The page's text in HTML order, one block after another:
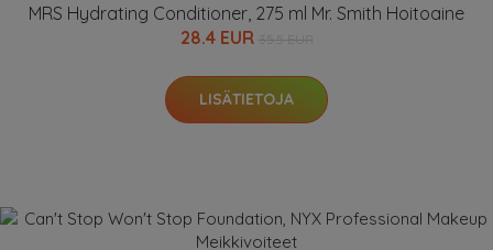
MRS Hydrating Conditioner, 275 ml Mr. Smith Hoitoaine
28.4 EUR
LISÄTIETOJA